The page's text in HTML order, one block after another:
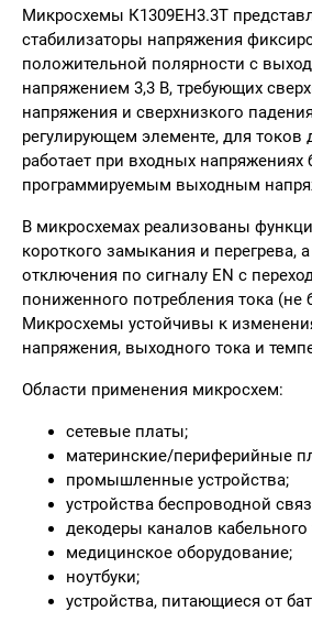
Микросхемы К1309ЕН3.3Т
стабилизаторы напряжения
положительной полярности с
напряжением 3,3 В, требующих
напряжения и сверхнизкого
регулирующем элементе, для
работает при входных напряжениях
программируемым выходным
В микросхемах реализованы
короткого замыкания и перегрева,
отключения по сигналу EN с
пониженного потребления тока (не
Микросхемы устойчивы к
напряжения, выходного тока и
Области применения микросхем:
сетевые платы;
материнские/периферийные
промышленные устройства;
устройства беспроводной
декодеры каналов кабельного
медицинское оборудование;
ноутбуки;
устройства, питающиеся от